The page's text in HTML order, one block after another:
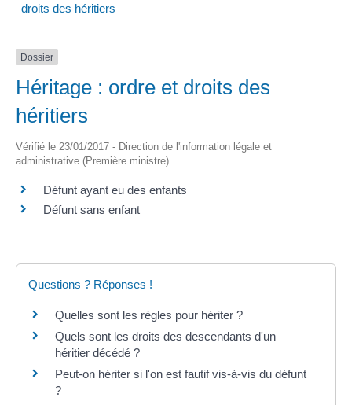
droits des héritiers
Dossier
Héritage : ordre et droits des
héritiers
Vérifié le 23/01/2017 - Direction de l'information légale et
administrative (Première ministre)
Défunt ayant eu des enfants
Défunt sans enfant
Questions ? Réponses !
Quelles sont les règles pour hériter ?
Quels sont les droits des descendants d'un
héritier décédé ?
Peut-on hériter si l'on est fautif vis-à-vis du défunt
?